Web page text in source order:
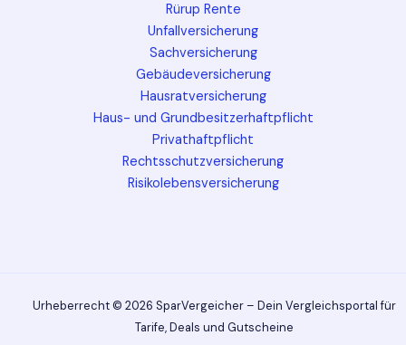
Rürup Rente
Unfallversicherung
Sachversicherung
Gebäudeversicherung
Hausratversicherung
Haus- und Grundbesitzerhaftpflicht
Privathaftpflicht
Rechtsschutzversicherung
Risikolebensversicherung
Urheberrecht © 2026 SparVergeicher – Dein Vergleichsportal für
Tarife, Deals und Gutscheine